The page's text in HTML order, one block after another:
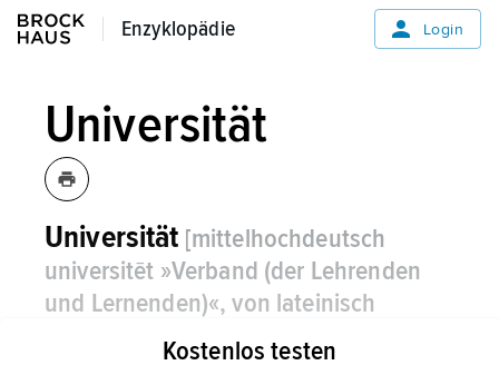
Enzyklopädie
Enzyklopädie Login
Universität
Universität [mittelhochdeutsch
universitēt »Verband (der Lehrenden
und Lernenden)«, von lateinisch
universitas »(gesellschaftliche)
Gesamtheit«, »Kollegium«]die, -/-en,
Kostenlos testen